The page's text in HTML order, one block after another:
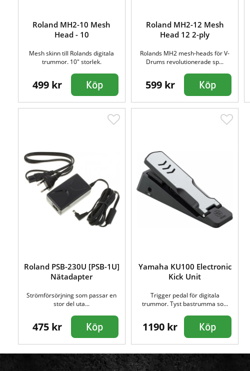
Roland MH2-10 Mesh
Head - 10
Mesh skinn till Rolands digitala
trummor. 10" storlek.
499 kr Köp
Roland MH2-12 Mesh
Head 12 2-ply
Rolands MH2 mesh-heads för V-
Drums revolutionerade sp...
599 kr Köp
Roland PSB-230U [PSB-1U]
Nätadapter
Strömförsörjning som passar en
stor del uta...
475 kr Köp
Yamaha KU100 Electronic
Kick Unit
Trigger pedal för digitala
trummor. Tyst bastrumma so...
1190 kr Köp